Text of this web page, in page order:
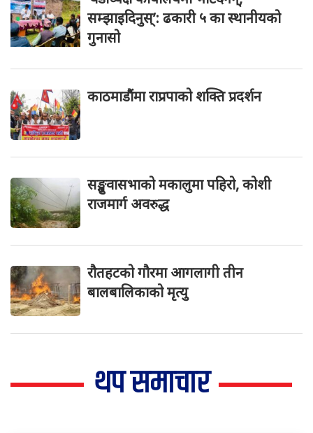
सम्झाइदिनुस्’: ढकारी ५ का स्थानीयको
गुनासो
काठमाडौंमा राप्रपाको शक्ति प्रदर्शन
सङ्खुवासभाको मकालुमा पहिरो, कोशी
राजमार्ग अवरुद्ध
रौतहटको गौरमा आगलागी तीन
बालबालिकाको मृत्यु
थप समाचार